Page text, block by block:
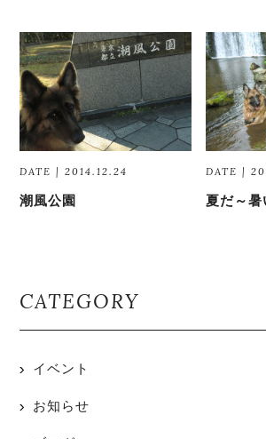
DATE | 2014.12.24
潮風公園
DATE |
夏だ～暑
CATEGORY
イベント
お知らせ